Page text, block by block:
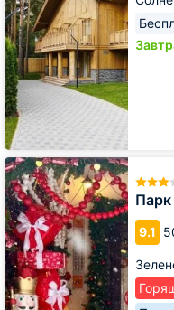
9.1
Парк
Отель